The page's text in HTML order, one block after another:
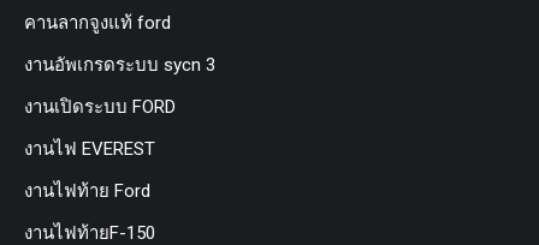
คานลากจูงแท้ ford
งานอัพเกรดระบบ sycn 3
งานเปิดระบบ FORD
งานไฟ EVEREST
งานไฟท้าย Ford
งานไฟท้ายF-150